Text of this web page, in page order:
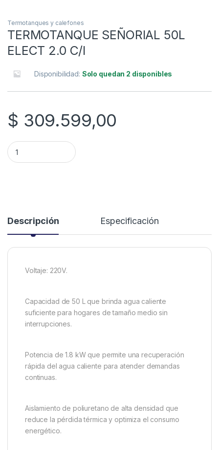
Termotanques y calefones
TERMOTANQUE SEÑORIAL 50L
ELECT 2.0 C/I
Disponibilidad: Solo quedan 2 disponibles
$ 309.599,00
TERMOTANQUE SEÑORIAL 50L ELECT 2.0 C/I quantity
Descripción Especificación
Voltaje: 220V.
Capacidad de 50 L que brinda agua caliente
suficiente para hogares de tamaño medio sin
interrupciones.
Potencia de 1.8 kW que permite una recuperación
rápida del agua caliente para atender demandas
continuas.
Aislamiento de poliuretano de alta densidad que
reduce la pérdida térmica y optimiza el consumo
energético.